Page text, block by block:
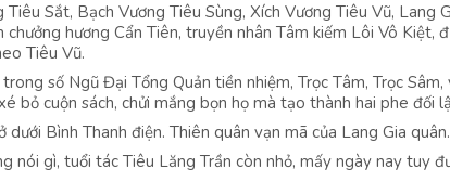
Sắt, Bạch Vương Tiêu Sùng, Xích Vương Tiêu Vũ, Lang
hương Cẩn Tiên, truyền nhân Tâm kiếm Lôi Vô Kiệt,
Tiêu Vũ.
số Ngũ Đại Tổng Quản tiền nhiệm, Trọc Tâm, Trọc Sâm,
bỏ cuộn sách, chửi mắng bọn họ mà tạo thành hai phe đối
dưới Bình Thanh điện. Thiên quân vạn mã của Lang Gia quân.
nói gì, tuổi tác Tiêu Lăng Trần còn nhỏ, mấy ngày nay tuy